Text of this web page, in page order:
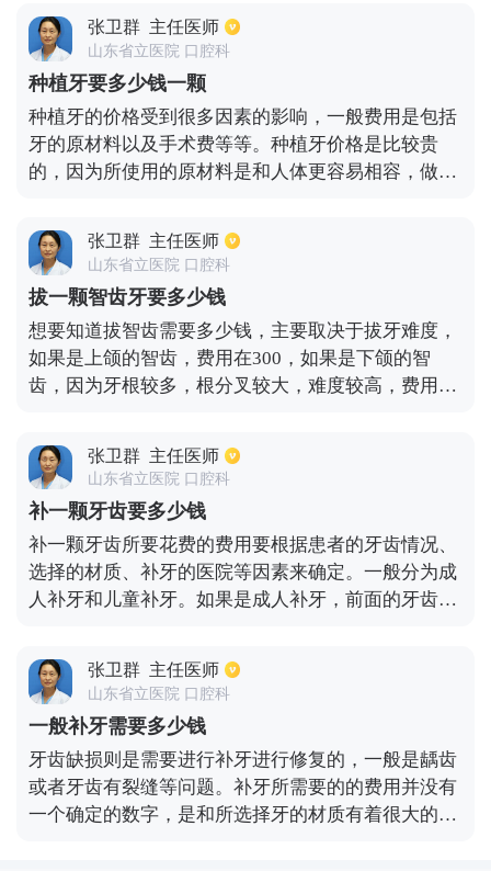
钙封住，第二部分就是将根管内的氢氧化钙冲洗干
净，用根管重填糊剂填充根管。根管治疗后的牙齿可
以做修复。进行一整套的根管治疗按照三甲医院的收
费标准，如果是前牙大概需要800，磨牙大概需要
1500，前磨牙大概需要1000。
张卫群 主任医师
山东省立医院 口腔科
种植牙要多少钱一颗
种植牙的价格受到很多因素的影响，一般费用是包括
牙的原材料以及手术费等等。种植牙价格是比较贵
的，因为所使用的原材料是和人体更容易相容，做工
不小的开支了。另外种植牙这个价格还和品牌有着很
大的关系，比较好的品牌有瑞士士卓曼，韩国的奥齿
泰等，根据专利以及涉及的特点，在性能上也是会有
一定差异，所以价格上的差距也是挺大的。另外价格
还受到手术方式的影响，一般是在5000到2万元之
间。同时种植牙的价格还受到地区以及所选择的牙科
医院有关系。
张卫群 主任医师
山东省立医院 口腔科
拔一颗智齿牙要多少钱
想要知道拔智齿需要多少钱，主要取决于拔牙难度，
如果是上颌的智齿，费用在300，如果是下颌的智
齿，因为牙根较多，根分叉较大，难度较高，费用在
或倒置阻生，拔牙费用可能达到1000~1500。上述说
的价格仅仅是拔牙费用，不包括术后药物以及检查费
用。
张卫群 主任医师
山东省立医院 口腔科
补一颗牙齿要多少钱
补一颗牙齿所要花费的费用要根据患者的牙齿情况、
选择的材质、补牙的医院等因素来确定。一般分为成
人补牙和儿童补牙。如果是成人补牙，前面的牙齿多
齿一般作为承重，则需要更高强度的树脂进行补牙，
价格在400-600左右。如果还需要进行一些牙齿美
白，对美观要求比较高的，可以使用更好的材料，价
格一般为900元左右。如果是儿童补牙，常会采用玻
璃离子类的材料，价格在150元左右。
张卫群 主任医师
山东省立医院 口腔科
一般补牙需要多少钱
牙齿缺损则是需要进行补牙进行修复的，一般是龋齿
或者牙齿有裂缝等问题。补牙所需要的的费用并没有
一个确定的数字，是和所选择牙的材质有着很大的关